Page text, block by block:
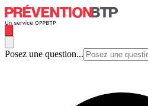
Posez une question...